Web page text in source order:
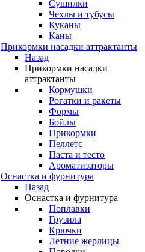
Сушилки
Чехлы и тубусы
Куканы
Каны
Прикормки насадки аттрактанты
Назад
Прикормки насадки
аттрактанты
Кормушки
Рогатки и ракеты
Формы
Бойлы
Прикормки
Пеллетс
Паста и тесто
Ароматизаторы
Оснастка и фурнитура
Назад
Оснастка и фурнитура
Поплавки
Грузила
Крючки
Летние жерлицы